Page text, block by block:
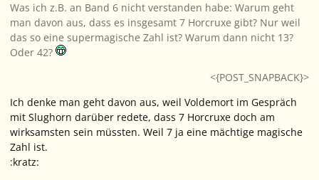
Was ich z.B. an Band 6 nicht verstanden habe: Warum geht
man davon aus, dass es insgesamt 7 Horcruxe gibt? Nur weil
das so eine supermagische Zahl ist? Warum dann nicht 13?
Oder 42?
<{POST_SNAPBACK}>
Ich denke man geht davon aus, weil Voldemort im Gespräch
mit Slughorn darüber redete, dass 7 Horcruxe doch am
wirksamsten sein müssten. Weil 7 ja eine mächtige magische
Zahl ist.
:kratz: